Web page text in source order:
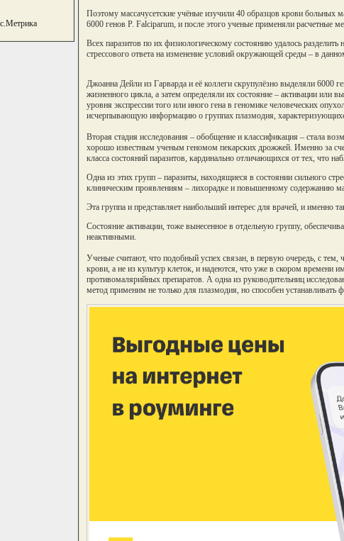
Поэтому массачусетские учёные изучили 40 образцов крови больных
6000 генов P. Falciparum, и после этого ученые применяли расчетные
Всех паразитов по их физиологическому состоянию удалось
стрессового ответа на изменение условий окружающей среды – в
Джоанна Дейли из Гарварда и её коллеги скрупулёзно выделяли 6000
жизненного цикла, а затем определяли их состояние – активации
уровня экспрессии того или иного гена в геномике человеческих
исчерпывающую информацию о группах плазмодия,
Вторая стадия исследования – обобщение и классификация – стала
хорошо известным ученым геномом пекарских дрожжей. Именно за
класса состояний паразитов, кардинально отличающихся от тех, что
Одна из этих групп – паразиты, находящиеся в состоянии сильного
клиническим проявлениям – лихорадке и повышенному содержанию
Эта группа и представляет наибольший интерес для врачей, и именно
Состояние активации, тоже вынесенное в отдельную группу,
неактивными.
Ученые считают, что подобный успех связан, в первую очередь, с тем,
крови, а не из культур клеток, и надеются, что уже в скором времени
противомалярийных препаратов. А одна из руководительниц
метод применим не только для плазмодия, но способен устанавливать